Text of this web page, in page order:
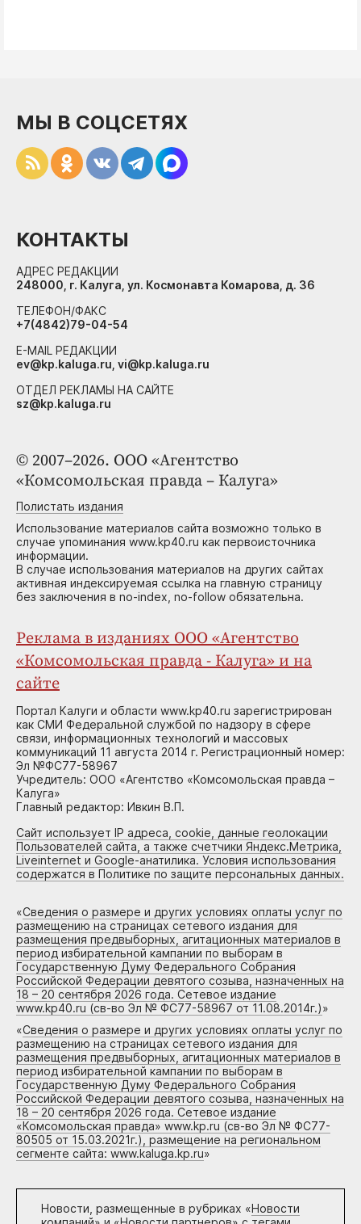
© 2007–2026. ООО «Агентство
«Комсомольская правда – Калуга»
Полистать издания
Использование материалов сайта возможно только в
случае упоминания www.kp40.ru как первоисточника
информации.
В случае использования материалов на других сайтах
активная индексируемая ссылка на главную страницу
без заключения в no-index, no-follow обязательна.
Реклама в изданиях ООО «Агентство
«Комсомольская правда - Калуга» и на
сайте
Портал Калуги и области www.kp40.ru зарегистрирован
как СМИ Федеральной службой по надзору в сфере
связи, информационных технологий и массовых
коммуникаций 11 августа 2014 г. Регистрационный номер:
Эл №ФС77-58967
Учредитель: ООО «Агентство «Комсомольская правда –
Калуга»
Главный редактор: Ивкин В.П.
Сайт использует IP адреса, cookie, данные геолокации
Пользователей сайта, а также счетчики Яндекс.Метрика,
Liveinternet и Google-анатилика. Условия использования
содержатся в Политике по защите персональных данных.
«Сведения о размере и других условиях оплаты услуг по
размещению на страницах сетевого издания для
размещения предвыборных, агитационных материалов в
период избирательной кампании по выборам в
Государственную Думу Федерального Собрания
Российской Федерации девятого созыва, назначенных на
18 – 20 сентября 2026 года. Сетевое издание
www.kp40.ru (св-во Эл № ФС77-58967 от 11.08.2014г.)»
«Сведения о размере и других условиях оплаты услуг по
размещению на страницах сетевого издания для
размещения предвыборных, агитационных материалов в
период избирательной кампании по выборам в
Государственную Думу Федерального Собрания
Российской Федерации девятого созыва, назначенных на
18 – 20 сентября 2026 года. Сетевое издание
«Комсомольская правда» www.kp.ru (св-во Эл № ФС77-
80505 от 15.03.2021г.), размещение на региональном
сегменте сайта: www.kaluga.kp.ru»
Новости, размещенные в рубриках «Новости
МЫ В СОЦСЕТЯХ
КОНТАКТЫ
АДРЕС РЕДАКЦИИ
248000, г. Калуга, ул. Космонавта Комарова, д. 36
ТЕЛЕФОН/ФАКС
+7(4842)79-04-54
E-MAIL РЕДАКЦИИ
ev@kp.kaluga.ru, vi@kp.kaluga.ru
ОТДЕЛ РЕКЛАМЫ НА САЙТЕ
sz@kp.kaluga.ru